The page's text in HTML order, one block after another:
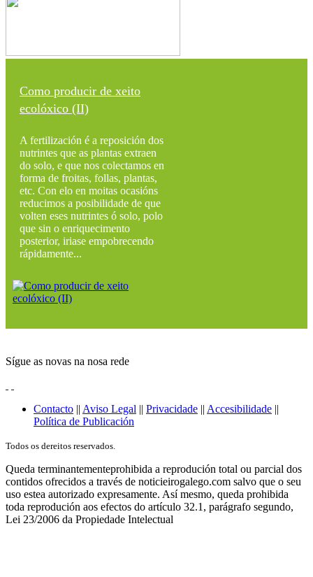
Como producir de xeito
ecolóxico (II)
A fertilización é a reposición dos
nutrintes que as plantas extraen
do solo, e que nos colectamos en
forma de froitas, follas, plantas,
etc. Con elo en moitas ocasións
reducimos a posibilidade de que
volten eses nutrintes ó solo, polo
que sin o enriquecimento
posterior, iriase empobrecendo
rápidamente...
Sígue as novas na nosa rede
Contacto || Aviso Legal || Privacidade || Accesibilidade ||
Política de Publicación
Todos os dereitos reservados.
Queda terminantementeprohibida a reprodución total ou parcial dos
contidos ofrecidos a través de noticieirogalego.com salvo que o seu
uso estea autorizado expresamente. Así mesmo, queda prohibida
toda reprodución aos efectos do artículo 32.1, parágrafo segundo,
Lei 23/2006 da Propiedade Intelectual